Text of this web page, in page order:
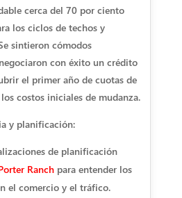
cerca del 70 por ciento
los ciclos de techos y
sintieron cómodos
con éxito un crédito
el primer año de cuotas de
costos iniciales de mudanza.
y planificación:
de planificación
Ranchpara entender los
el comercio y el tráfico.